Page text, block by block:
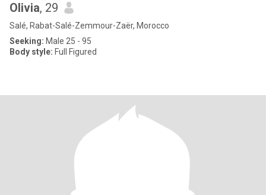
Olivia, 29
Salé, Rabat-Salé-Zemmour-Zaër, Morocco
Seeking: Male 25 - 95
Body style: Full Figured